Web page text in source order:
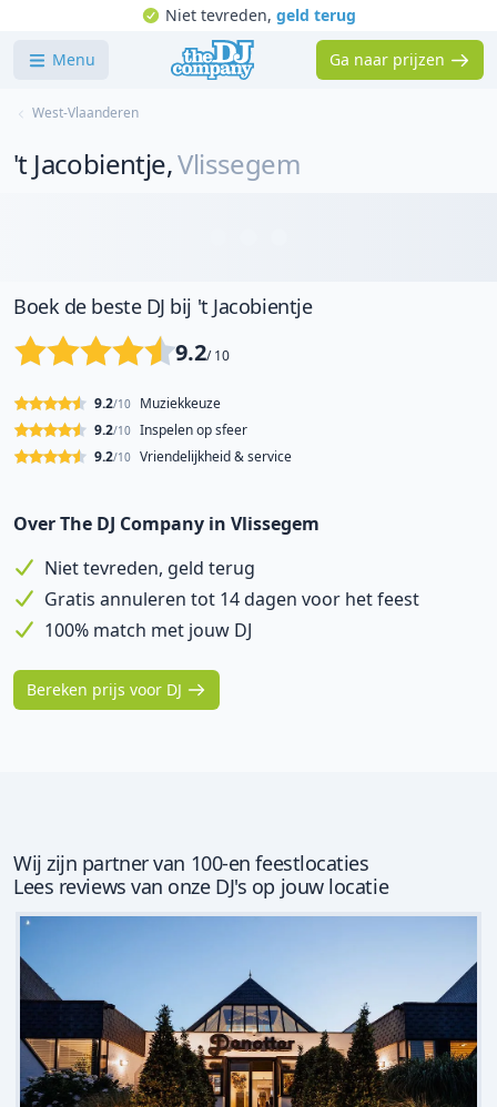
Niet tevreden, geld terug
Menu Ga naar prijzen
West-Vlaanderen
't Jacobientje,Vlissegem
Boek de beste DJ bij 't Jacobientje
9.2/ 10
Muziekkeuze
9.2/10
Inspelen op sfeer
9.2/10
Vriendelijkheid & service
9.2/10
Over The DJ Company in Vlissegem
Niet tevreden, geld terug
Gratis annuleren tot 14 dagen voor het feest
100% match met jouw DJ
Bereken prijs voor DJ
Wij zijn partner van 100-en feestlocaties
Lees reviews van onze DJ's op jouw locatie